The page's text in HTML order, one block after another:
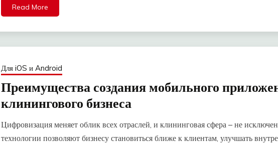
Read More
Для iOS и Android
Преимущества создания мобильного
клинингового бизнеса
Цифровизация меняет облик всех отраслей, и клининговая сфера – не
технологии позволяют бизнесу становиться ближе к клиентам, улучшать